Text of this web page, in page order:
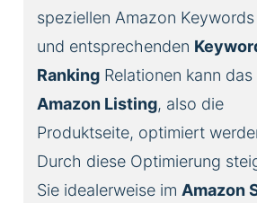
speziellen Amazon
und entsprechenden
Ranking Relationen kann das
Amazon Listing, also die
Produktseite, optimiert
Durch diese Optimierung
Sie idealerweise im Amazon